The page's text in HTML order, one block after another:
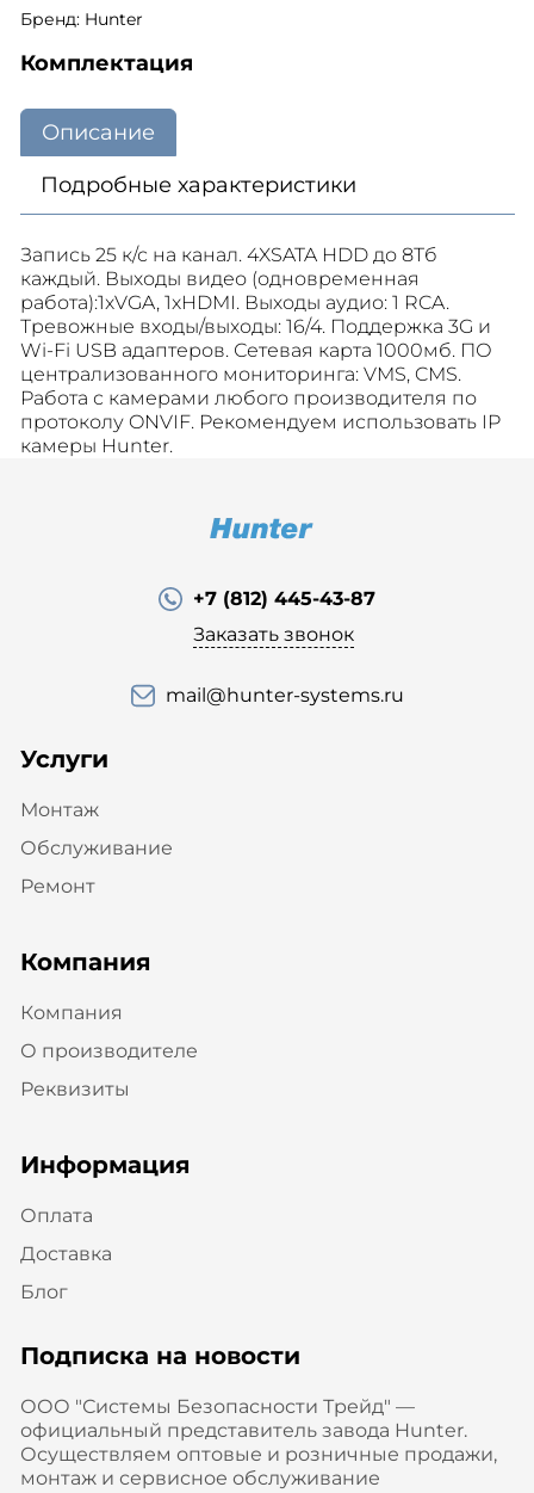
Бренд: Hunter
Комплектация
Описание
Подробные характеристики
Запись 25 к/с на канал. 4XSATA HDD до 8Тб
каждый. Выходы видео (одновременная
работа):1xVGA, 1xHDMI. Выходы аудио: 1 RCA.
Тревожные входы/выходы: 16/4. Поддержка 3G и
Wi-Fi USB адаптеров. Сетевая карта 1000мб. ПО
централизованного мониторинга: VMS, CMS.
Работа с камерами любого производителя по
протоколу ONVIF. Рекомендуем использовать IP
камеры Hunter.
+7 (812) 445-43-87
Заказать звонок
mail@hunter-systems.ru
Услуги
Монтаж
Обслуживание
Ремонт
Компания
Компания
О производителе
Реквизиты
Информация
Оплата
Доставка
Блог
Подписка на новости
ООО "Системы Безопасности Трейд" —
официальный представитель завода Hunter.
Осуществляем оптовые и розничные продажи,
монтаж и сервисное обслуживание